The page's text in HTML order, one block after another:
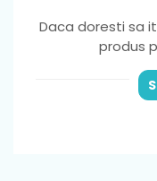
Daca doresti sa
produs